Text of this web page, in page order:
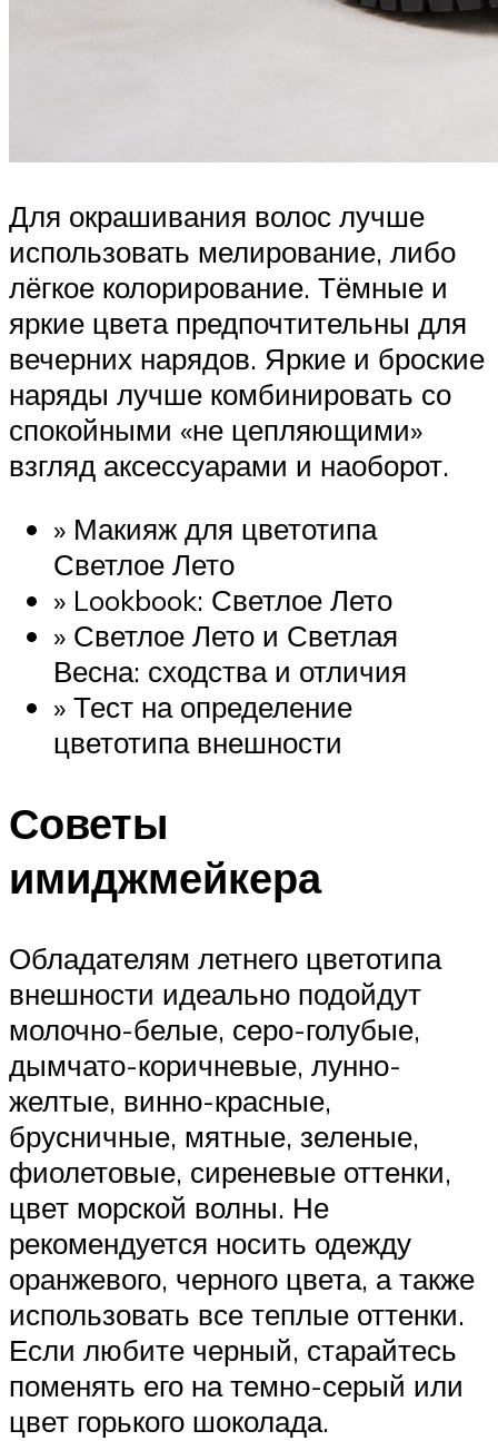
Для окрашивания волос лучше
использовать мелирование, либо
лёгкое колорирование. Тёмные и
яркие цвета предпочтительны для
вечерних нарядов. Яркие и броские
наряды лучше комбинировать со
спокойными «не цепляющими»
взгляд аксессуарами и наоборот.
» Макияж для цветотипа
Светлое Лето
» Lookbook: Светлое Лето
» Светлое Лето и Светлая
Весна: сходства и отличия
» Тест на определение
цветотипа внешности
Советы
имиджмейкера
Обладателям летнего цветотипа
внешности идеально подойдут
молочно-белые, серо-голубые,
дымчато-коричневые, лунно-
желтые, винно-красные,
брусничные, мятные, зеленые,
фиолетовые, сиреневые оттенки,
цвет морской волны. Не
рекомендуется носить одежду
оранжевого, черного цвета, а также
использовать все теплые оттенки.
Если любите черный, старайтесь
поменять его на темно-серый или
цвет горького шоколада.